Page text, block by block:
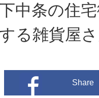
中条の住
る雑貨屋
Share